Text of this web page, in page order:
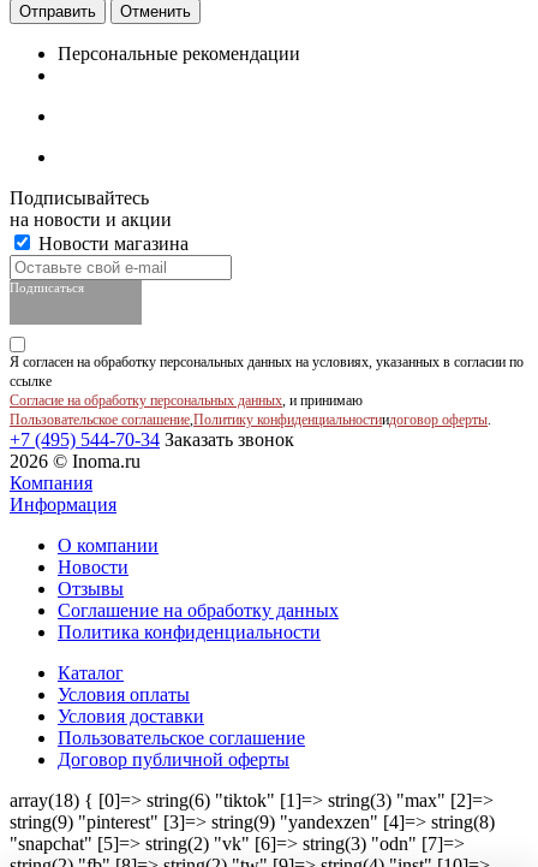
Отменить
Персональные рекомендации
Подписывайтесь
на новости и акции
Новости магазина
Подписаться
Я согласен на обработку персональных данных на условиях, указанных в согласии по
ссылке
Согласие на обработку персональных данных, и принимаю
Пользовательское соглашение,Политику конфиденциальностиидоговор оферты.
+7 (495) 544-70-34 Заказать звонок
2026 © Inoma.ru
Компания
Информация
О компании
Новости
Отзывы
Соглашение на обработку данных
Политика конфиденциальности
Каталог
Условия оплаты
Условия доставки
Пользовательское соглашение
Договор публичной оферты
array(18) { [0]=> string(6) "tiktok" [1]=> string(3) "max" [2]=>
string(9) "pinterest" [3]=> string(9) "yandexzen" [4]=> string(8)
"snapchat" [5]=> string(2) "vk" [6]=> string(3) "odn" [7]=>